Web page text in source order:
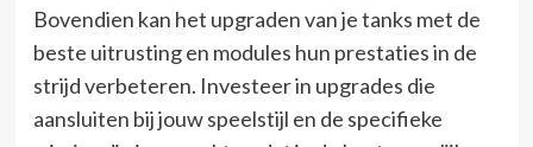
Bovendien kan het upgraden van je tanks met de
beste uitrusting en modules hun prestaties in de
strijd verbeteren. Investeer in upgrades die
aansluiten bij jouw speelstijl en de specifieke